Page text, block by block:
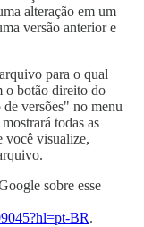
alteração em um
versão anterior e
para o qual
o botão direito do
versões" no menu
todas as
você visualize,
sobre esse
BR.